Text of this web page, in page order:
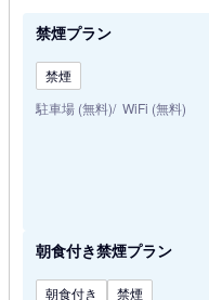
禁煙プラン
禁煙
駐車場 (無料) WiFi (無料)
朝食付き禁煙プラン
朝食付き
禁煙